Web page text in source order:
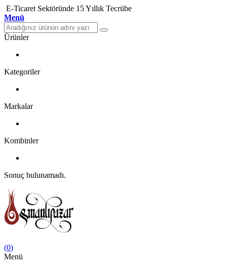
E-Ticaret Sektöründe 15 Yıllık Tecrübe
Menü
Ürünler
Kategoriler
Markalar
Kombinler
Sonuç bulunamadı.
(0)
Menü